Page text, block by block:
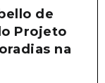
de
Projeto
na